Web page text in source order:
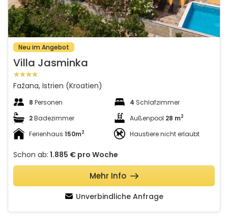
Neu im Angebot
Villa Jasminka
Fažana, Istrien (Kroatien)
8 Personen 4 Schlafzimmer
2Badezimmer Außenpool 28 m2
Ferienhaus 150m2 Haustiere nicht erlaubt
Schon ab: 1.885 € pro Woche
Unverbindliche Anfrage
Mehr Info